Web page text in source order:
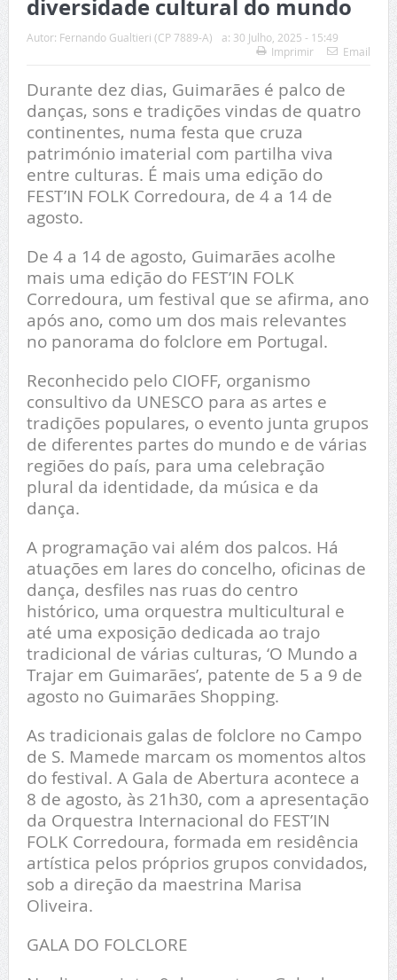
diversidade cultural do mundo
Autor: Fernando Gualtieri (CP 7889-A) a: 30 Julho, 2025 - 15:49
Imprimir
Email
Durante dez dias, Guimarães é palco de
danças, sons e tradições vindas de quatro
continentes, numa festa que cruza
património imaterial com partilha viva
entre culturas. É mais uma edição do
FEST’IN FOLK Corredoura, de 4 a 14 de
agosto.
De 4 a 14 de agosto, Guimarães acolhe
mais uma edição do FEST’IN FOLK
Corredoura, um festival que se afirma, ano
após ano, como um dos mais relevantes
no panorama do folclore em Portugal.
Reconhecido pelo CIOFF, organismo
consultivo da UNESCO para as artes e
tradições populares, o evento junta grupos
de diferentes partes do mundo e de várias
regiões do país, para uma celebração
plural da identidade, da música e da
dança.
A programação vai além dos palcos. Há
atuações em lares do concelho, oficinas de
dança, desfiles nas ruas do centro
histórico, uma orquestra multicultural e
até uma exposição dedicada ao trajo
tradicional de várias culturas, ‘O Mundo a
Trajar em Guimarães’, patente de 5 a 9 de
agosto no Guimarães Shopping.
As tradicionais galas de folclore no Campo
de S. Mamede marcam os momentos altos
do festival. A Gala de Abertura acontece a
8 de agosto, às 21h30, com a apresentação
da Orquestra Internacional do FEST’IN
FOLK Corredoura, formada em residência
artística pelos próprios grupos convidados,
sob a direção da maestrina Marisa
Oliveira.
GALA DO FOLCLORE